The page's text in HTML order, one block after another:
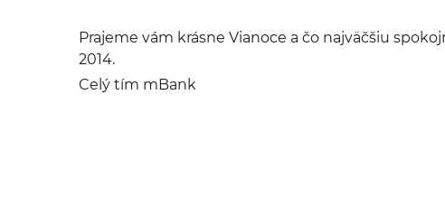
Prajeme vám krásne Vianoce a čo najväčšiu
2014.
Celý tím mBank